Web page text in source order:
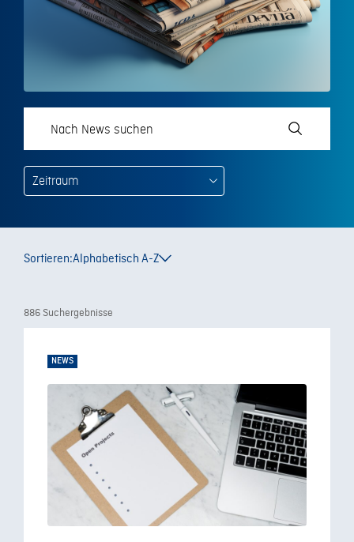
Sortieren:Alphabetisch A-Z
886 Suchergebnisse
NEWS